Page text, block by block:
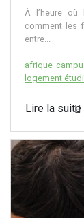
À l’heure
comment les
entre...
afrique
logement
Lire la suite